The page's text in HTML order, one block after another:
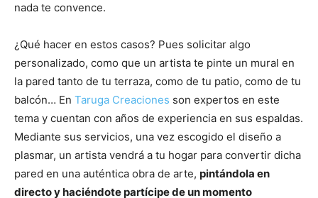
nada te convence.
¿Qué hacer en estos casos? Pues solicitar algo
personalizado, como que un artista te pinte un mural en
la pared tanto de tu terraza, como de tu patio, como de tu
balcón… En Taruga Creaciones son expertos en este
tema y cuentan con años de experiencia en sus espaldas.
Mediante sus servicios, una vez escogido el diseño a
plasmar, un artista vendrá a tu hogar para convertir dicha
pared en una auténtica obra de arte, pintándola en
directo y haciéndote partícipe de un momento